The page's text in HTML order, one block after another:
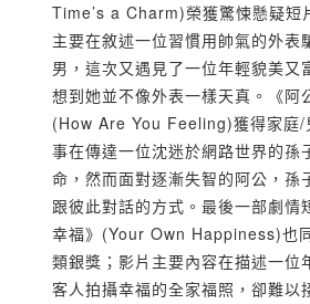
Time’s a Charm)榮獲驚悚懸疑短
主要在敘述一位習慣用帥氣的外表
男，這次又遇見了一位年輕貌美又
想到她並不像外表一樣天真。《阿
(How Are You Feeling)獲得家庭/
事在傳達一位沈迷於網路世界的孫
命，然而面對逐漸失智的阿公，孫
跟彼此對話的方式。最後一部劇情
幸福》(Your Own Happiness)也
類銀獎；影片主要內容在描述一位
客人拍攝幸福的全家福照，卻難以